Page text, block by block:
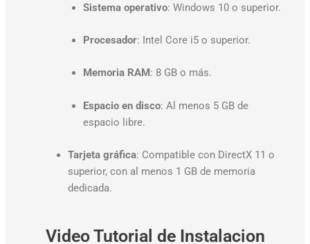
Sistema operativo: Windows 10 o superior.
Procesador: Intel Core i5 o superior.
Memoria RAM: 8 GB o más.
Espacio en disco: Al menos 5 GB de
espacio libre.
Tarjeta gráfica: Compatible con DirectX 11 o
superior, con al menos 1 GB de memoria
dedicada.
Video Tutorial de Instalacion